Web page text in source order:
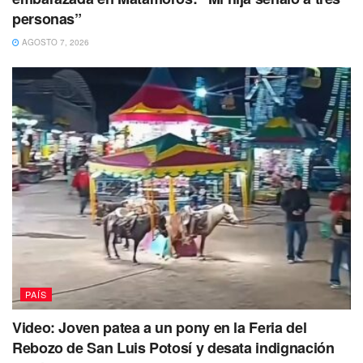
construir y nadie supervisa.
El derrumbe se registró en una obra para la
construcción de más de 60 departamentosen la
colonia Valle Gómez, de la alcaldía Cuauhtémoc de la
CDMX.
Tres trabajadores resultaron lesionados cuando el
camión de carga cayócomo se observa en el video antes
referido.
El incidente ocasionó movilización de autoridades y
cuerpos de emergenciaal sitio. La obra fue suspendida.
personas”
AGOSTO 7, 2026
PAÍS
Video: Joven patea a un pony en la Feria del
Rebozo de San Luis Potosí y desata indignación